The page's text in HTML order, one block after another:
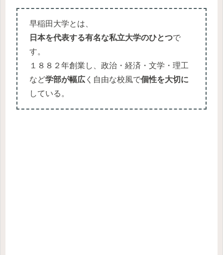
早稲田大学とは、
日本を代表する有名な私立大学のひとつで
す。
１８８２年創業し、政治・経済・文学・理工
など学部が幅広 く自由な校風で個性を大切に
している。